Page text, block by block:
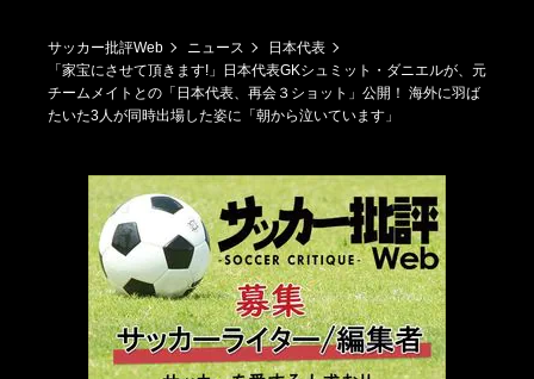
サッカー批評Web ニュース
日本代表
「家宝にさせて頂きます!」日本代表GKシュミット・ダニエルが、元
チームメイトとの「日本代表、再会３ショット」公開！ 海外に羽ば
たいた3人が同時出場した姿に「朝から泣いています」